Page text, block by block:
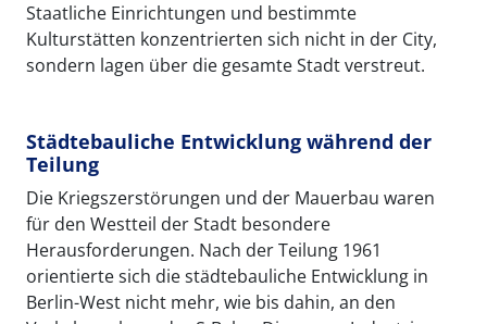
Staatliche Einrichtungen und bestimmte
Kulturstätten konzentrierten sich nicht in der City,
sondern lagen über die gesamte Stadt verstreut.
Städtebauliche Entwicklung während der
Teilung
Die Kriegszerstörungen und der Mauerbau waren
für den Westteil der Stadt besondere
Herausforderungen. Nach der Teilung 1961
orientierte sich die städtebauliche Entwicklung in
Berlin-West nicht mehr, wie bis dahin, an den